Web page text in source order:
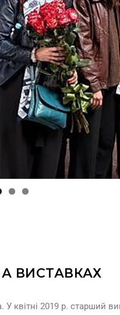
ВИСТАВКАХ
У квітні 2019 р.